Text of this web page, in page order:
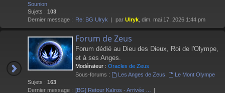
Sounion
Sujets : 103
Dernier message : Re: BG Ulryk par Ulryk , dim. mai 17, 2026 1:44 pm
Forum de Zeus
Forum dédié au Dieu des Dieux, Roi de l'Olympe,
et à ses Anges.
Modérateur : Oracles de Zeus
Sous-forums :
Les Anges de Zeus
Le Mont Olympe
Sujets : 163
Dernier message : [BG] Retour Kaïros - Arrivée …